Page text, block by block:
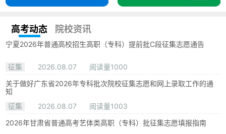
高考动态 院校资讯
宁夏2026年普通高校招生高职（专科）提前批C段征集志愿通告
征集 2026.08.07
阅读量1000
关于做好广东省2026年专科批次院校征集志愿和网上录取工作的通
知
征集
2026.08.07
阅读量1003
2026年甘肃省普通高考艺体类高职（专科）批征集志愿填报指南